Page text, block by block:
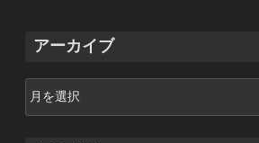
アーカイブ
ー
カ